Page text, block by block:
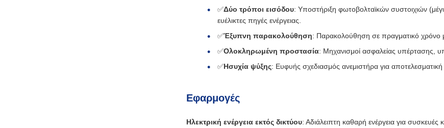
✅Δύο τρόποι εισόδου: Υποστήριξη φωτοβολταϊκών συστοιχιών
ευέλικτες πηγές ενέργειας.
✅Έξυπνη παρακολούθηση: Παρακολούθηση σε πραγματικό χρόνο
✅Ολοκληρωμένη προστασία: Μηχανισμοί ασφαλείας υπέρτασης,
✅Ησυχία ψύξης: Ευφυής σχεδιασμός ανεμιστήρα για
Εφαρμογές
Ηλεκτρική ενέργεια εκτός δικτύου: Αδιάλειπτη καθαρή ενέργεια για συσκευές